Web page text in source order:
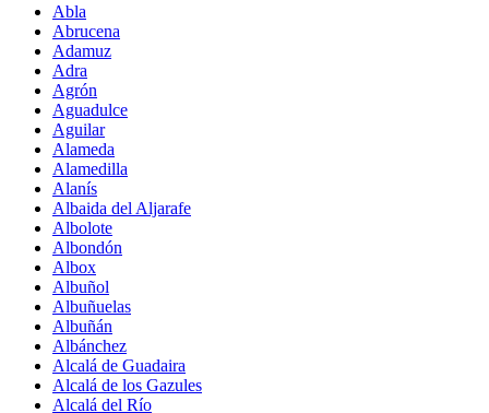
Abla
Abrucena
Adamuz
Adra
Agrón
Aguadulce
Aguilar
Alameda
Alamedilla
Alanís
Albaida del Aljarafe
Albolote
Albondón
Albox
Albuñol
Albuñuelas
Albuñán
Albánchez
Alcalá de Guadaira
Alcalá de los Gazules
Alcalá del Río